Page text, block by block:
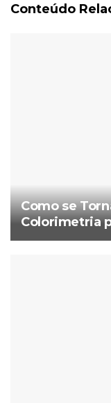
Conteúdo
Como se
Colorimetria